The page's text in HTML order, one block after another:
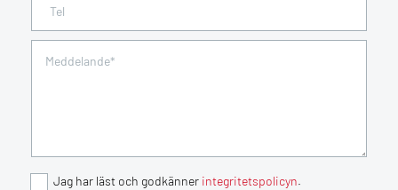
Jag har läst och godkänner integritetspolicyn.